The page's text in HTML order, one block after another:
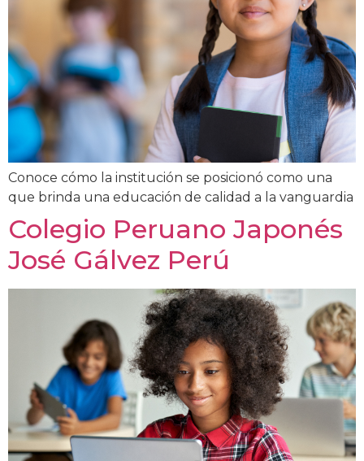
Conoce cómo la institución se posicionó como una
que brinda una educación de calidad a la vanguardia
Colegio Peruano Japonés
José Gálvez Perú